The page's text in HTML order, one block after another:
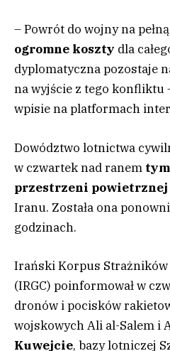
– Powrót do wojny na
ogromne koszty dla
dyplomatyczna pozostaje
na wyjście z tego konfliktu
wpisie na platformach
Dowództwo lotnictwa
w czwartek nad ranem
przestrzeni powietrznej
Iranu. Została ona
godzinach.
Irański Korpus
(IRGC) poinformował w
dronów i pocisków
wojskowych Ali al-Salem i
Kuwejcie, bazy lotniczej